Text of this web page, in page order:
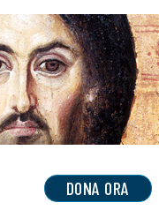
DONA ORA